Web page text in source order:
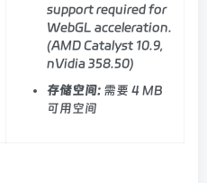
support required for
WebGL acceleration.
(AMD Catalyst 10.9,
nVidia 358.50)
存储空间: 需要 4 MB
可用空间